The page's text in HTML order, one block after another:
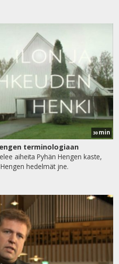
30 min
terminologiaan
aiheita Pyhän Hengen kaste,
hedelmät jne.